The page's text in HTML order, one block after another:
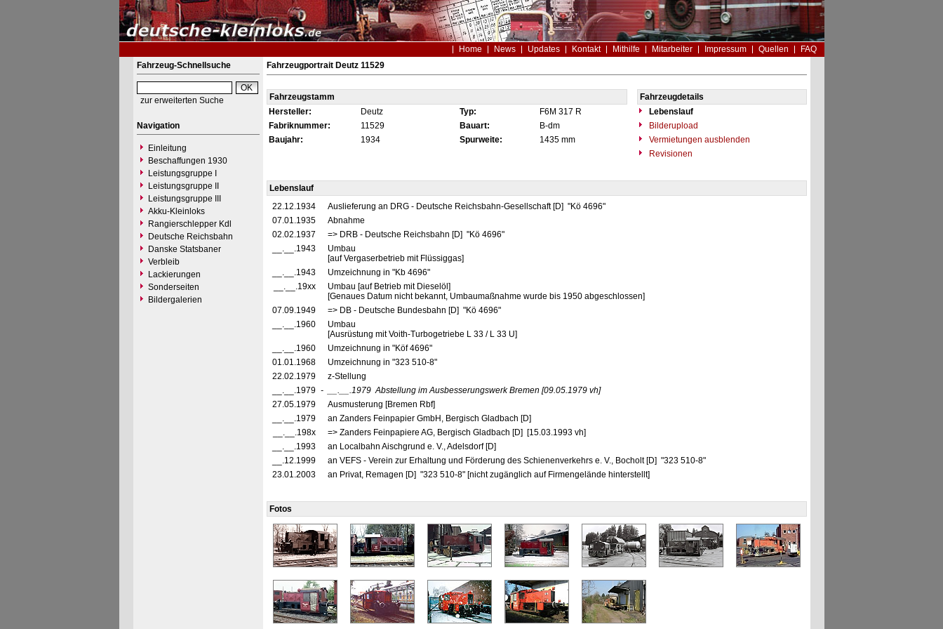
Home News Updates Kontakt Mithilfe Mitarbeiter Impressum Quellen
FAQ
Fahrzeug-Schnellsuche
zur erweiterten Suche
Navigation
Einleitung
Beschaffungen 1930
Leistungsgruppe I
Leistungsgruppe II
Leistungsgruppe III
Akku-Kleinloks
Rangierschlepper Kdl
Deutsche Reichsbahn
Danske Statsbaner
Verbleib
Lackierungen
Sonderseiten
Bildergalerien
Fahrzeugportrait Deutz 11529
Fahrzeugstamm
Fahrzeugdetails
Hersteller:
Deutz Typ: F6M 317 R
Lebenslauf
Fabriknummer:
11529 Bauart: B-dm
Bilderupload
Baujahr:
1934 Spurweite: 1435 mm
Vermietungen ausblenden
Revisionen
Lebenslauf
22.12.1934
Auslieferung an DRG - Deutsche Reichsbahn-Gesellschaft [D] "Kö 4696"
07.01.1935
Abnahme
02.02.1937
=> DRB - Deutsche Reichsbahn [D] "Kö 4696"
__.__.1943
Umbau
[auf Vergaserbetrieb mit Flüssiggas]
__.__.1943
Umzeichnung in "Kb 4696"
__.__.19xx
Umbau [auf Betrieb mit Dieselöl]
[Genaues Datum nicht bekannt, Umbaumaßnahme wurde bis 1950 abgeschlossen]
07.09.1949
=> DB - Deutsche Bundesbahn [D] "Kö 4696"
__.__.1960
Umbau
[Ausrüstung mit Voith-Turbogetriebe L 33 / L 33 U]
__.__.1960
Umzeichnung in "Köf 4696"
01.01.1968
Umzeichnung in "323 510-8"
22.02.1979
z-Stellung
__.__.1979 - __.__.1979 Abstellung im Ausbesserungswerk Bremen [09.05.1979 vh]
27.05.1979
Ausmusterung [Bremen Rbf]
__.__.1979
an Zanders Feinpapier GmbH, Bergisch Gladbach [D]
__.__.198x
=> Zanders Feinpapiere AG, Bergisch Gladbach [D] [15.03.1993 vh]
__.__.1993
an Localbahn Aischgrund e. V., Adelsdorf [D]
__.12.1999
an VEFS - Verein zur Erhaltung und Förderung des Schienenverkehrs e. V., Bocholt [D] "323 510-8"
23.01.2003
an Privat, Remagen [D] "323 510-8" [nicht zugänglich auf Firmengelände hinterstellt]
Fotos